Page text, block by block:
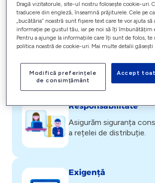
ceea ce facem.
Curaj
pertinente.
Responsabilitate
Asigurăm siguranța
a rețelei de distribuție.
Exigență
Dragă vizitatorule, site-ul nostru folosește cookie-uri.
traducere din engleză, înseamnă prăjiturele. Cele pe
„bucătăria” noastră sunt fișiere text care te vor ajuta să
informație pe gustul tău, iar pe noi să îți îmbunătățim
Pentru a ajunge la informațiile care îți sunt de folos, te
politica noastră de cookie-uri. Mai multe detalii găsești
Modifică preferințele
de consimțământ
Accept